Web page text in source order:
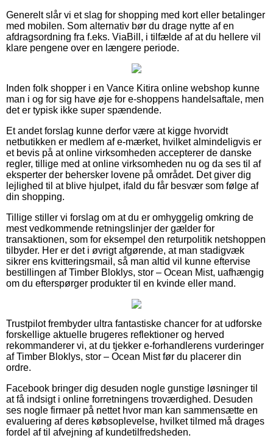
Generelt slår vi et slag for shopping med kort eller betalinger
med mobilen. Som alternativ bør du drage nytte af en
afdragsordning fra f.eks. ViaBill, i tilfælde af at du hellere vil
klare pengene over en længere periode.
Inden folk shopper i en Vance Kitira online webshop kunne
man i og for sig have øje for e-shoppens handelsaftale, men
det er typisk ikke super spændende.
Et andet forslag kunne derfor være at kigge hvorvidt
netbutikken er medlem af e-mærket, hvilket almindeligvis er
et bevis på at online virksomheden accepterer de danske
regler, tillige med at online virksomheden nu og da ses til af
eksperter der behersker lovene på området. Det giver dig
lejlighed til at blive hjulpet, ifald du får besvær som følge af
din shopping.
Tillige stiller vi forslag om at du er omhyggelig omkring de
mest vedkommende retningslinjer der gælder for
transaktionen, som for eksempel den returpolitik netshoppen
tilbyder. Her er det i øvrigt afgørende, at man stadigvæk
sikrer ens kvitteringsmail, så man altid vil kunne eftervise
bestillingen af Timber Bloklys, stor – Ocean Mist, uafhængig
om du efterspørger produkter til en kvinde eller mand.
Trustpilot frembyder ultra fantastiske chancer for at udforske
forskellige aktuelle brugeres reflektioner og herved
rekommanderer vi, at du tjekker e-forhandlerens vurderinger
af Timber Bloklys, stor – Ocean Mist før du placerer din
ordre.
Facebook bringer dig desuden nogle gunstige løsninger til
at få indsigt i online forretningens troværdighed. Desuden
ses nogle firmaer på nettet hvor man kan sammensætte en
evaluering af deres købsoplevelse, hvilket tilmed må drages
fordel af til afvejning af kundetilfredsheden.